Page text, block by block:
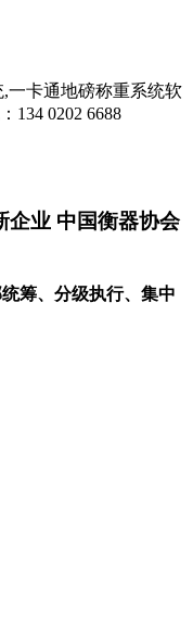
,一卡通地磅称重系统软
134 0202 6688
企业 中国衡器协会
筹、分级执行、集中